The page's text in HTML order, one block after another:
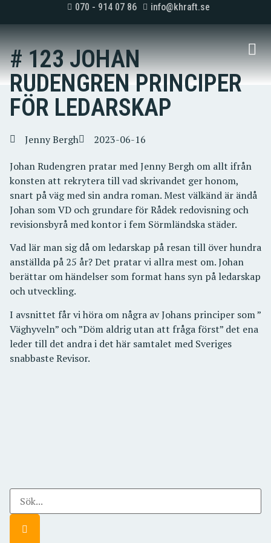
070 - 914 07 86 info@khraft.se
# 123 JOHAN
RUDENGREN PRINCIPER
FÖR LEDARSKAP
Jenny Bergh
2023-06-16
Johan Rudengren pratar med Jenny Bergh om allt ifrån
konsten att rekrytera till vad skrivandet ger honom,
snart på väg med sin andra roman. Mest välkänd är ändå
Johan som VD och grundare för Rådek redovisning och
revisionsbyrå med kontor i fem Sörmländska städer.
Vad lär man sig då om ledarskap på resan till över hundra
anställda på 25 år? Det pratar vi allra mest om. Johan
berättar om händelser som format hans syn på ledarskap
och utveckling.
I avsnittet får vi höra om några av Johans principer som ”
Väghyveln” och ”Döm aldrig utan att fråga först” det ena
leder till det andra i det här samtalet med Sveriges
snabbaste Revisor.